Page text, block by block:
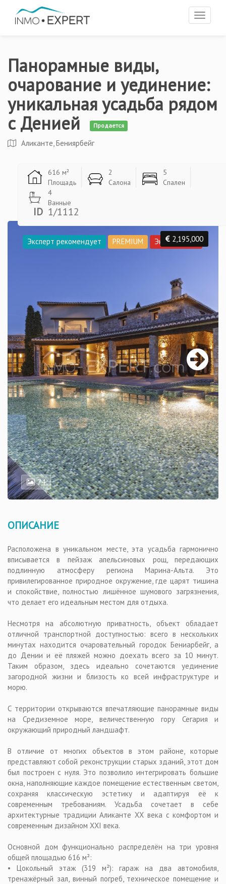
Toggle
Панорамные виды,
очарование и уединение:
уникальная усадьба рядом
с Денией
Продается
Аликанте, Бениярбейг
616 м²
Площадь
2
Салона
5
Спален
4
Ванные
ID 1/1112
Эксперт рекомендует PREMIUM Эксклюзивно
2,195,000
74
ОПИСАНИЕ
Расположена в уникальном месте, эта усадьба гармонично
вписывается в пейзаж апельсиновых рощ, передающих
подлинную атмосферу региона Марина-Альта. Это
привилегированное природное окружение, где царят тишина
и спокойствие, полностью лишённое шумового загрязнения,
что делает его идеальным местом для отдыха.
Несмотря на абсолютную приватность, объект обладает
отличной транспортной доступностью: всего в нескольких
минутах находится очаровательный городок Бениарбейг, а
до Дении и её пляжей можно доехать всего за 10 минут.
Таким образом, здесь идеально сочетаются уединение
загородной жизни и близость ко всей инфраструктуре и
морю.
С территории открываются впечатляющие панорамные виды
на Средиземное море, величественную гору Сегария и
окружающий природный ландшафт.
В отличие от многих объектов в этом районе, которые
представляют собой реконструкции старых зданий, этот дом
был построен с нуля. Это позволило интегрировать большие
окна, наполняющие каждое помещение естественным светом,
сохраняя классическую эстетику и адаптируя её к
современным требованиям. Усадьба сочетает в себе
архитектурные традиции Аликанте XX века с комфортом и
современным дизайном XXI века.
Основной дом функционально распределён на три уровня
общей площадью 616 м²:
• Цокольный этаж (319 м²): гараж на два автомобиля,
тренажёрный зал, винный погреб, техническое помещение и